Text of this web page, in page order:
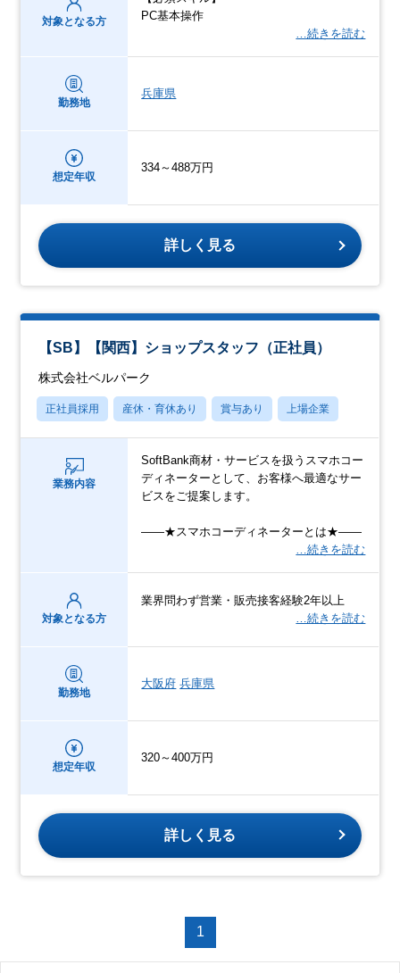
対象となる方
PC基本操作
…続きを読む
勤務地
兵庫県
想定年収
334～488万円
詳しく見る
【SB】【関西】ショップスタッフ（正社員）
株式会社ベルパーク
正社員採用 産休・育休あり 賞与あり 上場企業
業務内容
SoftBank商材・サービスを扱うスマホコー
ディネーターとして、お客様へ最適なサー
ビスをご提案します。
――★スマホコーディネーターとは★――
…続きを読む
対象となる方
業界問わず営業・販売接客経験2年以上
…続きを読む
勤務地
大阪府 兵庫県
想定年収
320～400万円
詳しく見る
1